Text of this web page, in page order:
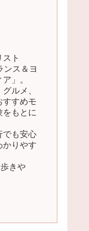
ト
ンス＆ヨ
」。
ルメ、
すすめモ
をもとに
でも安心
かりやす
きや